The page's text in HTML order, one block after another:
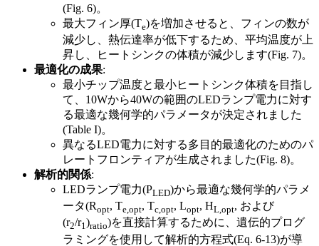
(Fig. 6)。
最大フィン厚(Te)を増加させると、フィンの数が
減少し、熱伝達率が低下するため、平均温度が上
昇し、ヒートシンクの体積が減少します(Fig. 7)。
最適化の成果:
最小チップ温度と最小ヒートシンク体積を目指し
て、10Wから40Wの範囲のLEDランプ電力に対す
る最適な幾何学的パラメータが決定されました
(Table I)。
異なるLED電力に対する多目的最適化のためのパ
レートフロンティアが生成されました(Fig. 8)。
解析的関係:
LEDランプ電力(PLED)から最適な幾何学的パラメ
ータ(Ropt, Te,opt, Tc,opt, Lopt, HL,opt, および
(r2/r1)ratio)を直接計算するために、遺伝的プログ
ラミングを使用して解析的方程式(Eq. 6-13)が導